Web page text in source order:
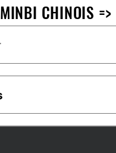
CHINOIS